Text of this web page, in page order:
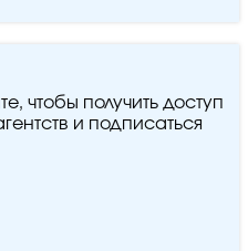
чтобы получить доступ
и подписаться